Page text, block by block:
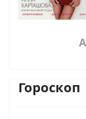
Гороскоп